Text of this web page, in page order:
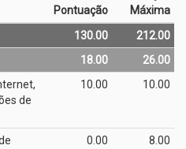
Pontuação
Máxima
130.00
212.00
18.00
26.00
de
10.00 10.00
0.00 8.00